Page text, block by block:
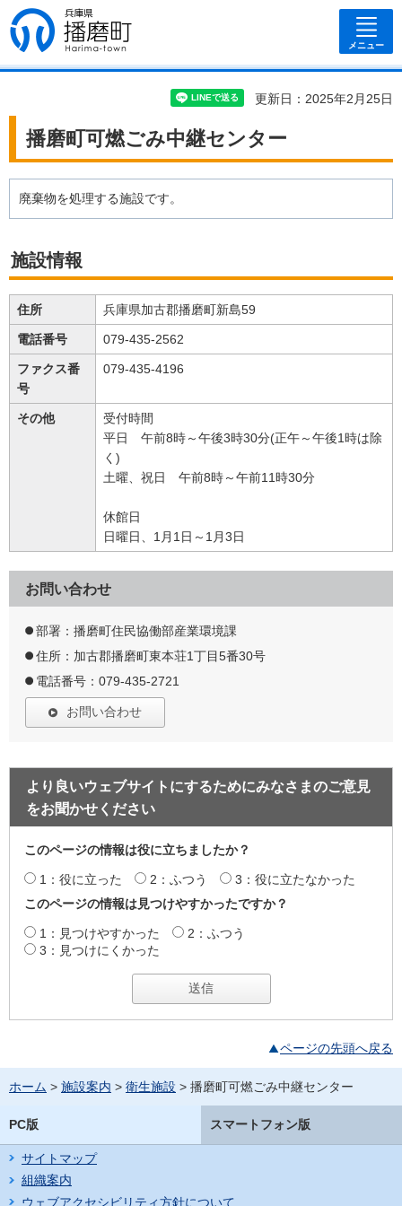
兵庫県 播磨
町
メニュー
更新日：2025年2月25日
播磨町可燃ごみ中継センター
廃棄物を処理する施設です。
施設情報
住所 兵庫県加古郡播磨町新島59
電話番号 079-435-2562
ファクス番
号
079-435-4196
その他
受付時間
平日 午前8時～午後3時30分(正午～午後1時は除
く)
土曜、祝日 午前8時～午前11時30分
休館日
日曜日、1月1日～1月3日
お問い合わせ
部署：播磨町住民協働部産業環境課
住所：加古郡播磨町東本荘1丁目5番30号
電話番号：079-435-2721
お問い合わせ
より良いウェブサイトにするためにみなさまのご意見
をお聞かせください
このページの情報は役に立ちましたか？
1：役に立った 2：ふつう
3：役に立たなかった
このページの情報は見つけやすかったですか？
1：見つけやすかった
2：ふつう
3：見つけにくかった
ページの先頭へ戻る
ホーム > 施設案内 > 衛生施設 > 播磨町可燃ごみ中継センター
PC版 スマートフォン版
サイトマップ
組織案内
ウェブアクセシビリティ方針について